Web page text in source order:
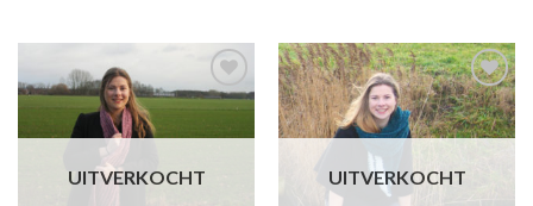
Toevoegen
wensenlijst
UITVERKOCHT
Toevoegen
aan
wensenlijst
UITVERKOCHT